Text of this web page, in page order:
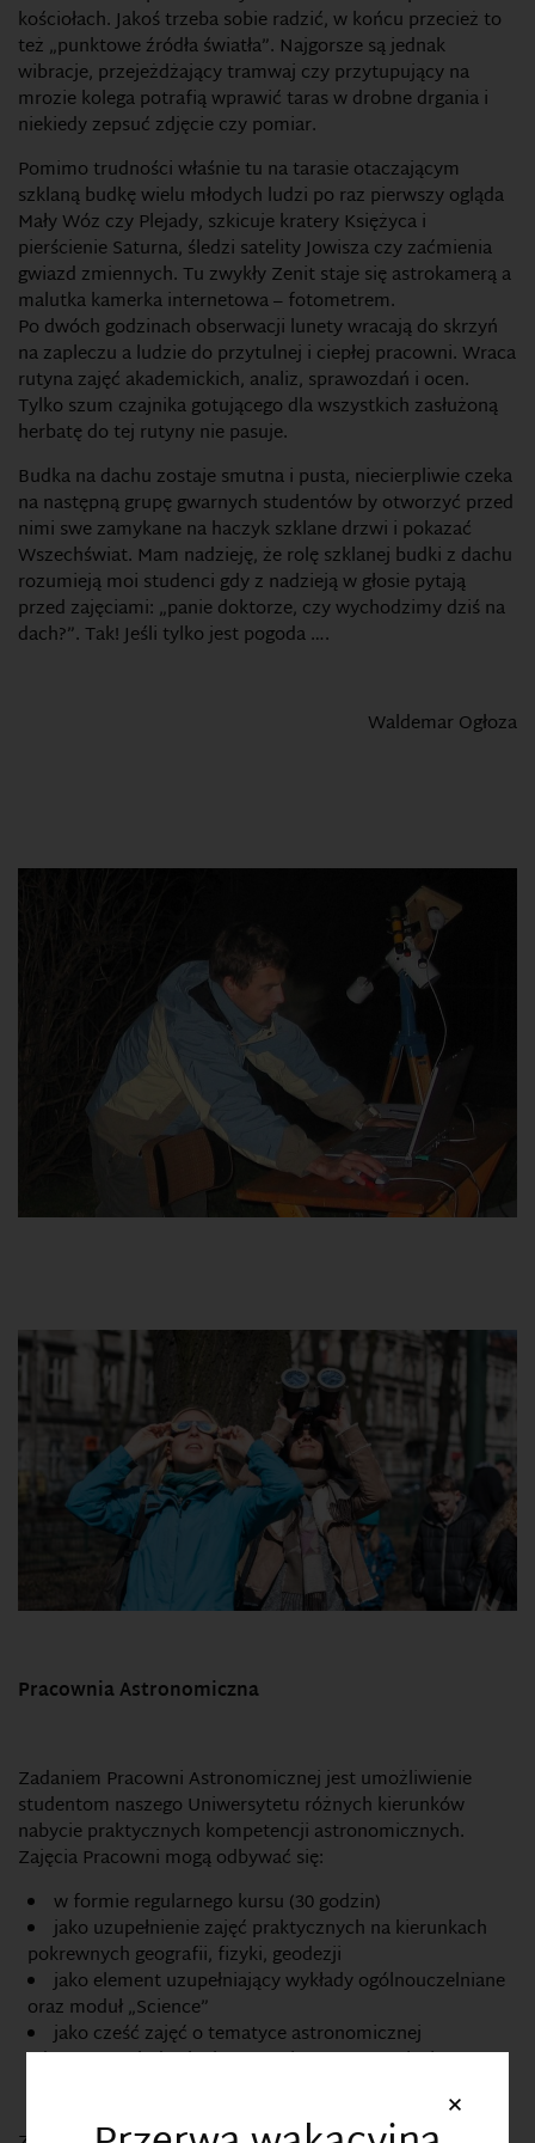
kościołach. Jakoś trzeba sobie radzić, w końcu przecież to
też „punktowe źródła światła”. Najgorsze są jednak
wibracje, przejeżdżający tramwaj czy przytupujący na
mrozie kolega potrafią wprawić taras w drobne drgania i
niekiedy zepsuć zdjęcie czy pomiar.
Pomimo trudności właśnie tu na tarasie otaczającym
szklaną budkę wielu młodych ludzi po raz pierwszy ogląda
Mały Wóz czy Plejady, szkicuje kratery Księżyca i
pierścienie Saturna, śledzi satelity Jowisza czy zaćmienia
gwiazd zmiennych. Tu zwykły Zenit staje się astrokamerą a
malutka kamerka internetowa – fotometrem.
Po dwóch godzinach obserwacji lunety wracają do skrzyń
na zapleczu a ludzie do przytulnej i ciepłej pracowni. Wraca
rutyna zajęć akademickich, analiz, sprawozdań i ocen.
Tylko szum czajnika gotującego dla wszystkich zasłużoną
herbatę do tej rutyny nie pasuje.
Budka na dachu zostaje smutna i pusta, niecierpliwie czeka
na następną grupę gwarnych studentów by otworzyć przed
nimi swe zamykane na haczyk szklane drzwi i pokazać
Wszechświat. Mam nadzieję, że rolę szklanej budki z dachu
rozumieją moi studenci gdy z nadzieją w głosie pytają
przed zajęciami: „panie doktorze, czy wychodzimy dziś na
dach?”. Tak! Jeśli tylko jest pogoda ….
Waldemar Ogłoza
Pracownia Astronomiczna
Zadaniem Pracowni Astronomicznej jest umożliwienie
studentom naszego Uniwersytetu różnych kierunków
nabycie praktycznych kompetencji astronomicznych.
Zajęcia Pracowni mogą odbywać się:
w formie regularnego kursu (30 godzin)
jako uzupełnienie zajęć praktycznych na kierunkach
pokrewnych geografii, fizyki, geodezji
jako element uzupełniający wykłady ogólnouczelniane
oraz moduł „Science”
jako cześć zajęć o tematyce astronomicznej
adresowanych do słuchaczy Uniwersytetu Dzieci
×